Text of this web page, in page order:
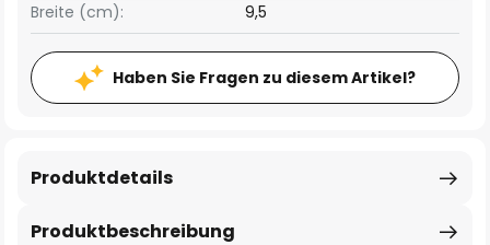
Breite (cm): 9,5
Haben Sie Fragen zu diesem Artikel?
Produktbeschreibung
Produktdetails